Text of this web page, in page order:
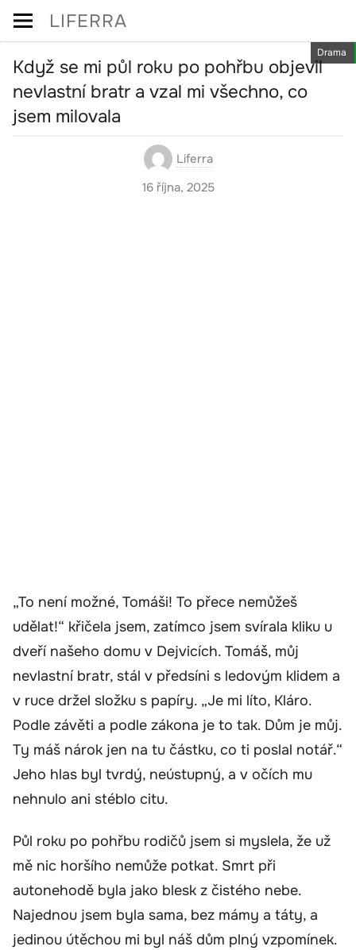
Skip
LIFERRA
Drama
Když se mi půl roku po pohřbu objevil
nevlastní bratr a vzal mi všechno, co
jsem milovala
Liferra
16 října, 2025
„To není možné, Tomáši! To přece nemůžeš
udělat!“ křičela jsem, zatímco jsem svírala kliku u
dveří našeho domu v Dejvicích. Tomáš, můj
nevlastní bratr, stál v předsíni s ledovým klidem a
v ruce držel složku s papíry. „Je mi líto, Kláro.
Podle závěti a podle zákona je to tak. Dům je můj.
Ty máš nárok jen na tu částku, co ti poslal notář.“
Jeho hlas byl tvrdý, neústupný, a v očích mu
nehnulo ani stéblo citu.
Půl roku po pohřbu rodičů jsem si myslela, že už
mě nic horšího nemůže potkat. Smrt při
autonehodě byla jako blesk z čistého nebe.
Najednou jsem byla sama, bez mámy a táty, a
jedinou útěchou mi byl náš dům plný vzpomínek.